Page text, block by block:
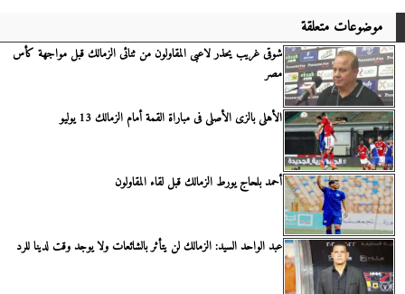
موضوعات متعلقة
شوقى غريب يحذر لاعبى المقاولون من ثنائى الزمالك قبل مواجهة كأس
مصر
الأهلى بالزى الأصلى فى مباراة القمة أمام الزمالك 13 يوليو
أحمد بلحاج يورط الزمالك قبل لقاء المقاولون
عبد الواحد السيد: الزمالك لن يتأثر بالشائعات ولا يوجد وقت لدينا للرد